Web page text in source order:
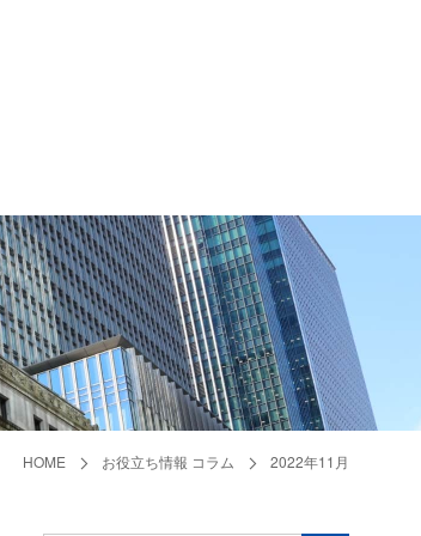
HOME お役立ち情報 コラム 2022年11月